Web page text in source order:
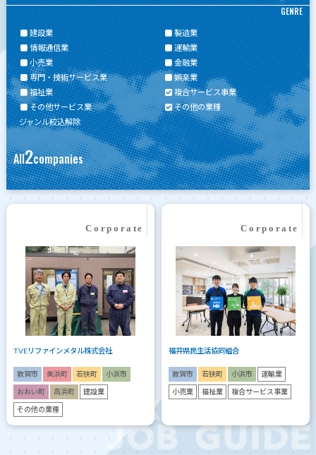
GENRE
建設業
製造業
情報通信業
運輸業
小売業
金融業
専門・技術サービス業
娯楽業
福祉業
複合サービス事業
その他サービス業
その他の業種
ジャンル絞込解除
All2companies
TVEリファインメタル株式会社
敦賀市 美浜町 若狭町 小浜市
おおい町 高浜町 建設業
その他の業種
福井県民生活協同組合
敦賀市 若狭町 小浜市 運輸業
小売業 福祉業 複合サービス事業